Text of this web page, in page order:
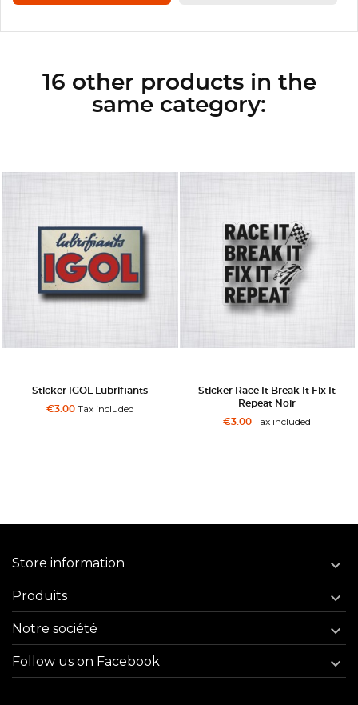
16 other products in the
same category:
Sticker IGOL Lubrifiants
€3.00Tax included
Sticker Race It Break It Fix It
Repeat Noir
€3.00 Tax included
Store information 
Produits 
Notre société 
Follow us on Facebook 